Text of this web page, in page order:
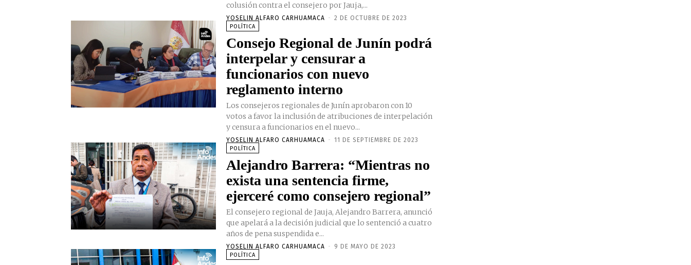
colusión contra el consejero por Jauja,...
YOSELIN ALFARO CARHUAMACA - 2 DE OCTUBRE DE 2023
POLÍTICA
Consejo Regional de Junín podrá
interpelar y censurar a
funcionarios con nuevo
reglamento interno
Los consejeros regionales de Junín aprobaron con 10
votos a favor la inclusión de atribuciones de interpelación
y censura a funcionarios en el nuevo...
YOSELIN ALFARO CARHUAMACA - 11 DE SEPTIEMBRE DE 2023
POLÍTICA
Alejandro Barrera: “Mientras no
exista una sentencia firme,
ejerceré como consejero regional”
El consejero regional de Jauja, Alejandro Barrera, anunció
que apelará a la decisión judicial que lo sentenció a cuatro
años de pena suspendida e...
YOSELIN ALFARO CARHUAMACA - 9 DE MAYO DE 2023
POLÍTICA